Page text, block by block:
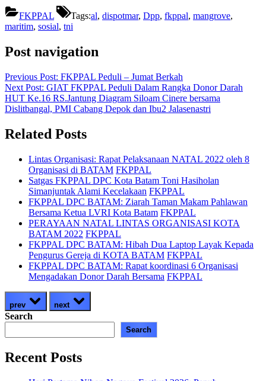
FKPPAL Tags:al, dispotmar, Dpp, fkppal, mangrove,
maritim, sosial, tni
Post navigation
Previous Post: FKPPAL Peduli – Jumat Berkah
Next Post: GIAT FKPPAL Peduli Dalam Rangka Donor Darah
HUT Ke.16 RS.Jantung Diagram Siloam Cinere bersama
Dislitbangal, PMI Cabang Depok dan Ibu2 Jalasenastri
Related Posts
Lintas Organisasi: Rapat Pelaksanaan NATAL 2022 oleh 8
Organisasi di BATAM FKPPAL
Satgas FKPPAL DPC Kota Batam Toni Hasiholan
Simanjuntak Alami Kecelakaan FKPPAL
FKPPAL DPC BATAM: Ziarah Taman Makam Pahlawan
Bersama Ketua LVRI Kota Batam FKPPAL
PERAYAAN NATAL LINTAS ORGANISASI KOTA
BATAM 2022 FKPPAL
FKPPAL DPC BATAM: Hibah Dua Laptop Layak Kepada
Pengurus Gereja di KOTA BATAM FKPPAL
FKPPAL DPC BATAM: Rapat koordinasi 6 Organisasi
Mengadakan Donor Darah Bersama FKPPAL
prev next
Search
Search
Recent Posts